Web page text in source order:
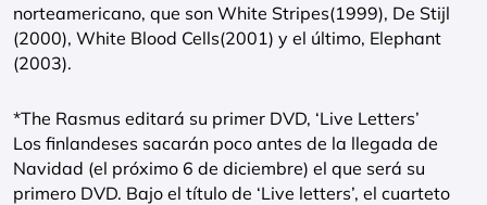
norteamericano, que son White Stripes(1999), De Stijl
(2000), White Blood Cells(2001) y el último, Elephant
(2003).
*The Rasmus editará su primer DVD, ‘Live Letters’
Los finlandeses sacarán poco antes de la llegada de
Navidad (el próximo 6 de diciembre) el que será su
primero DVD. Bajo el título de ‘Live letters’, el cuarteto